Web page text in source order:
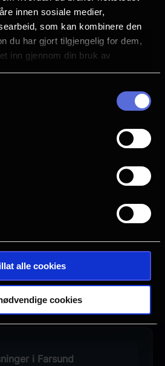
innen sosiale medier,
som kan kombinere den
du har gjort tilgjengelig for dem,
inn gjennom din bruk av
alle cookies
cookiesSe galleri
i Farsund